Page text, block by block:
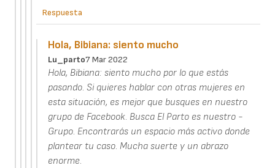
Respuesta
Hola, Bibiana: siento mucho
Lu_parto7 Mar 2022
Hola, Bibiana: siento mucho por lo que estás
pasando. Si quieres hablar con otras mujeres en
esta situación, es mejor que busques en nuestro
grupo de Facebook. Busca El Parto es nuestro -
Grupo. Encontrarás un espacio más activo donde
plantear tu caso. Mucha suerte y un abrazo
enorme.